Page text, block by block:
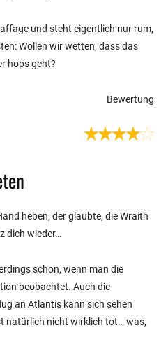
und steht eigentlich nur rum,
Wollen wir wetten, dass das
hops geht?
Bewertung
heben, der glaubte, die Wraith
dich wieder…
schon, wenn man die
beobachtet. Auch die
an Atlantis kann sich sehen
natürlich nicht wirklich tot… was,